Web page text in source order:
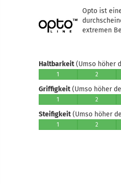
Opto ist
extremen
Haltbarkeit(Umso höher
1 2
Griffigkeit(Umso höher
1 2
Steifigkeit(Umso höher
1 2